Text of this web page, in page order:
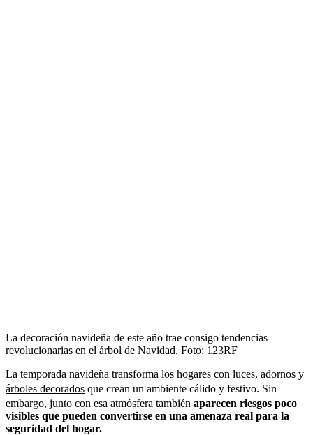
La decoración navideña de este año trae consigo tendencias
revolucionarias en el árbol de Navidad. Foto: 123RF
La temporada navideña transforma los hogares con luces, adornos y
árboles decorados que crean un ambiente cálido y festivo. Sin
embargo, junto con esa atmósfera también aparecen riesgos poco
visibles que pueden convertirse en una amenaza real para la
seguridad del hogar.